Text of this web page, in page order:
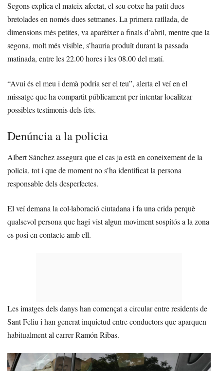
Segons explica el mateix afectat, el seu cotxe ha patit dues
bretolades en només dues setmanes. La primera ratllada, de
dimensions més petites, va aparèixer a finals d’abril, mentre que la
segona, molt més visible, s’hauria produït durant la passada
matinada, entre les 22.00 hores i les 08.00 del matí.
“Avui és el meu i demà podria ser el teu”, alerta el veí en el
missatge que ha compartit públicament per intentar localitzar
possibles testimonis dels fets.
Denúncia a la policia
Albert Sánchez assegura que el cas ja està en coneixement de la
policia, tot i que de moment no s’ha identificat la persona
responsable dels desperfectes.
El veí demana la col·laboració ciutadana i fa una crida perquè
qualsevol persona que hagi vist algun moviment sospitós a la zona
es posi en contacte amb ell.
Les imatges dels danys han començat a circular entre residents de
Sant Feliu i han generat inquietud entre conductors que aparquen
habitualment al carrer Ramón Ribas.